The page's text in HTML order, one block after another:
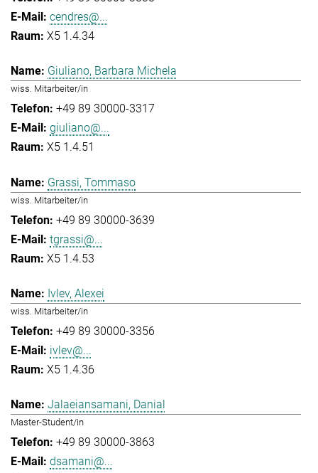
cendres@...
X5 1.4.34
Giuliano, Barbara Michela
wiss. Mitarbeiter/in
+49 89 30000-3317
giuliano@...
X5 1.4.51
Grassi, Tommaso
wiss. Mitarbeiter/in
+49 89 30000-3639
tgrassi@...
X5 1.4.53
Ivlev, Alexei
wiss. Mitarbeiter/in
+49 89 30000-3356
ivlev@...
X5 1.4.36
Jalaeiansamani, Danial
Master-Student/in
+49 89 30000-3863
dsamani@...